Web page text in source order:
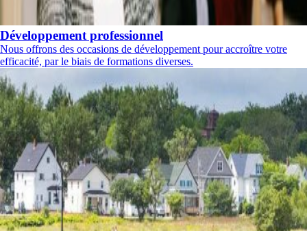
Développement professionnel
Nous offrons des occasions de développement pour accroître votre
efficacité, par le biais de formations diverses.